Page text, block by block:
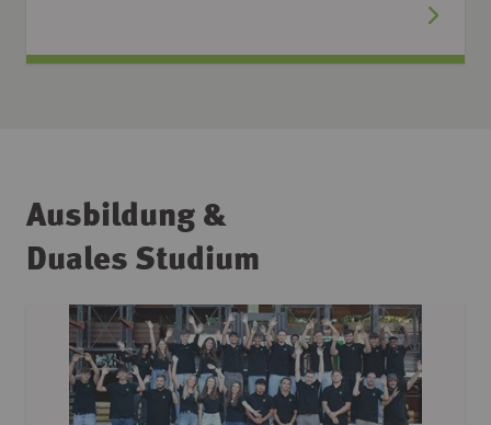
Ausbildung &
Duales Studium